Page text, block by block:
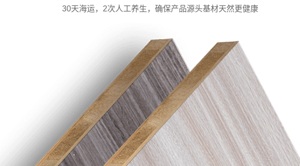
30天海运，2次人工养生，确保产品源头基材天然更健康